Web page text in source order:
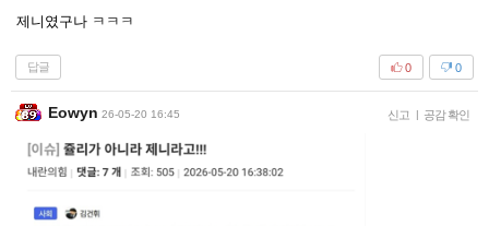
제니였구나 ㅋㅋㅋ
답글 0
0
Eowyn 26-05-20 16:45 신고 | 공감 확인